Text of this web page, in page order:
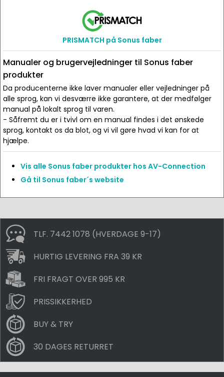
PRISMATCH på Sonus faber
Manualer og brugervejledninger til Sonus faber
produkter
Da producenterne ikke laver manualer eller vejledninger på
alle sprog, kan vi desværre ikke garantere, at der medfølger
manual på lokalt sprog til varen.
- Såfremt du er i tvivl om en manual findes i det ønskede
sprog, kontakt os da blot, og vi vil gøre hvad vi kan for at
hjælpe.
Vis alle Sonus faber produkter hos AV-Connection
Gå til Sonus faber´s website
TLF. 7442 1078 (HVERDAGE 9-17)
HURTIG LEVERING FRA 39 KR
FRI FRAGT OVER 995 KR
PRISSIKKERHED
BUY & TRY
30 DAGES RETURRET